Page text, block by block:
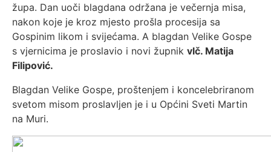
župa. Dan uoči blagdana održana je večernja misa,
nakon koje je kroz mjesto prošla procesija sa
Gospinim likom i svijećama. A blagdan Velike Gospe
s vjernicima je proslavio i novi župnik vlč. Matija
Filipović.
Blagdan Velike Gospe, proštenjem i koncelebriranom
svetom misom proslavljen je i u Općini Sveti Martin
na Muri.